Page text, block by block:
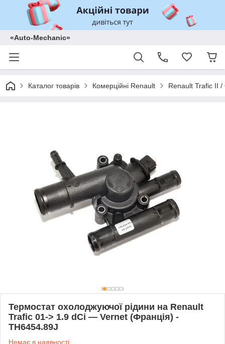
«Auto-Mechanic»
Каталог товарів Комерційні Renault Renault Trafic II
Термостат охолоджуючої рідини на Renault
Trafic 01-> 1.9 dCi — Vernet (Франція) -
TH6454.89J
Немає в наявності